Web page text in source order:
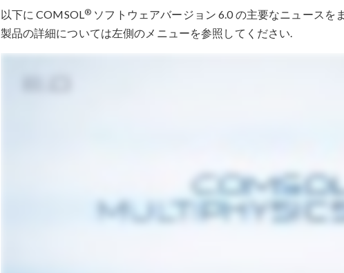
以下に COMSOL® ソフトウェアバージョン 6.0 の主要なニュースを
製品の詳細については左側のメニューを参照してください.